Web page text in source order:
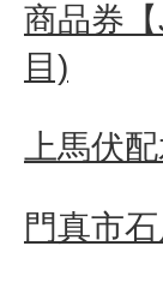
商品券
目)
上馬伏
門真市